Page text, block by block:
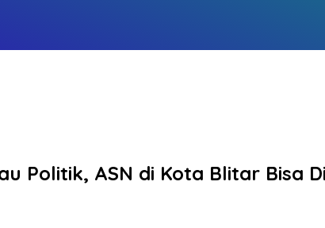
Politik, ASN di Kota Blitar Bisa